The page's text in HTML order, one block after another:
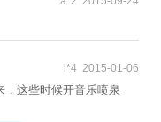
i*4 2015-01-06
这些时候开音乐喷泉